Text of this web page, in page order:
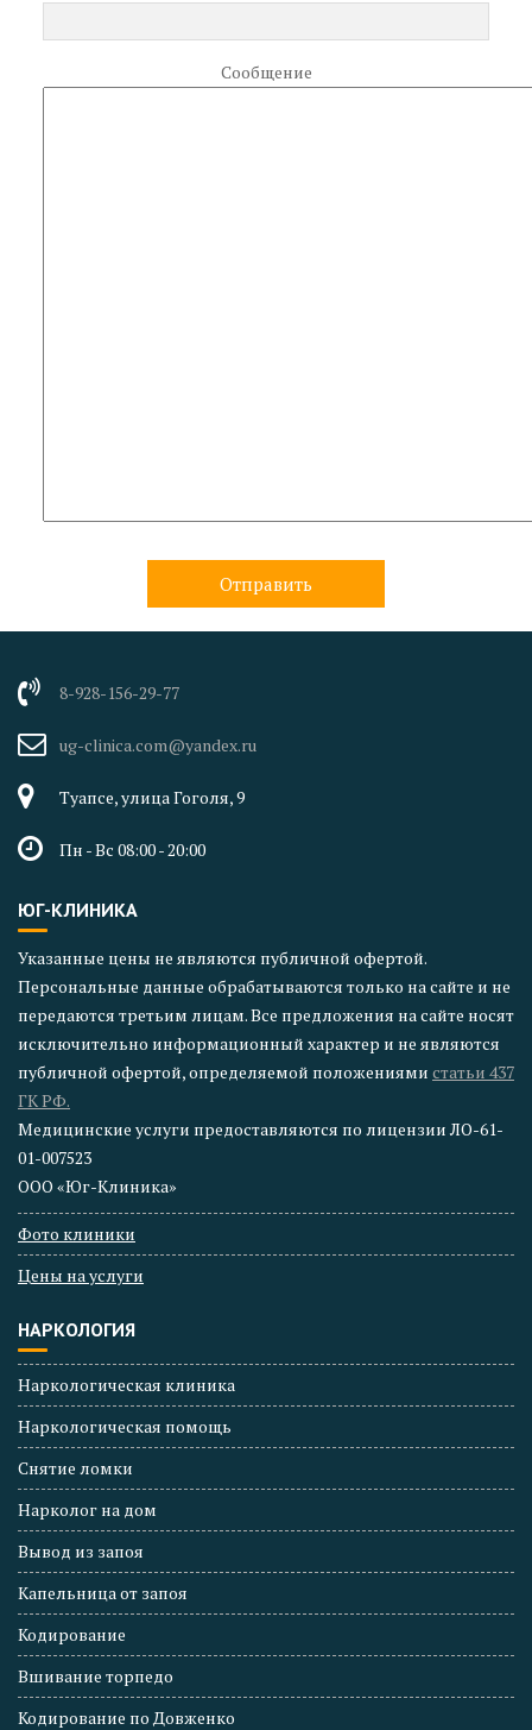
Сообщение
8-928-156-29-77
ug-clinica.com@yandex.ru
Туапсе, улица Гоголя, 9
Пн - Вс 08:00 - 20:00
ЮГ-КЛИНИКА
Указанные цены не являются публичной офертой.
Персональные данные обрабатываются только на сайте и не
передаются третьим лицам. Все предложения на сайте носят
исключительно информационный характер и не являются
публичной офертой, определяемой положениями статьи 437
ГК РФ.
Медицинские услуги предоставляются по лицензии ЛО-61-
01-007523
ООО «Юг-Клиника»
Фото клиники
Цены на услуги
НАРКОЛОГИЯ
Наркологическая клиника
Наркологическая помощь
Снятие ломки
Нарколог на дом
Вывод из запоя
Капельница от запоя
Кодирование
Вшивание торпедо
Кодирование по Довженко